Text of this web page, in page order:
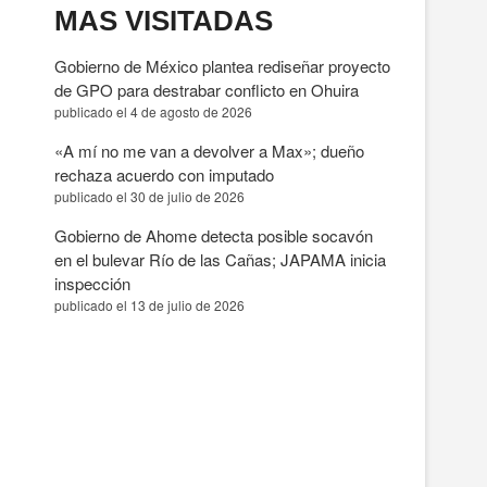
MAS VISITADAS
Gobierno de México plantea rediseñar proyecto
de GPO para destrabar conflicto en Ohuira
publicado el 4 de agosto de 2026
«A mí no me van a devolver a Max»; dueño
rechaza acuerdo con imputado
publicado el 30 de julio de 2026
Gobierno de Ahome detecta posible socavón
en el bulevar Río de las Cañas; JAPAMA inicia
inspección
publicado el 13 de julio de 2026